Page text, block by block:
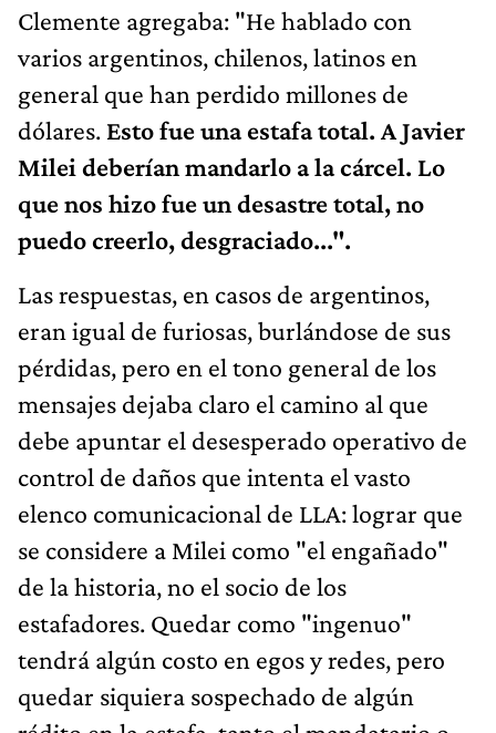
Clemente agregaba: "He hablado con
varios argentinos, chilenos, latinos en
general que han perdido millones de
dólares. Esto fue una estafa total. A Javier
Milei deberían mandarlo a la cárcel. Lo
que nos hizo fue un desastre total, no
puedo creerlo, desgraciado...".
Las respuestas, en casos de argentinos,
eran igual de furiosas, burlándose de sus
pérdidas, pero en el tono general de los
mensajes dejaba claro el camino al que
debe apuntar el desesperado operativo de
control de daños que intenta el vasto
elenco comunicacional de LLA: lograr que
se considere a Milei como "el engañado"
de la historia, no el socio de los
estafadores. Quedar como "ingenuo"
tendrá algún costo en egos y redes, pero
quedar siquiera sospechado de algún